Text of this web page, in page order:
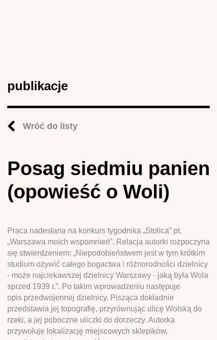
publikacje
Wróć do listy
Posag siedmiu panien
(opowieść o Woli)
Praca nadesłana na konkurs tygodnika „Stolica” pt.
„Warszawa moich wspomnień”. Relacja autorki rozpoczyna
się stwierdzeniem: „Niepodobieństwem jest w tym krótkim
studium ożywić całego bogactwa i różnorodności dzielnicy
- może najciekawszej dzielnicy Warszawy - jaką była Wola
sprzed 1939 r.”. Po takim wprowadzeniu następuje
opis przedwojennej dzielnicy. Pisząca dokładnie
przedstawia jej topografię, przyrównując ulicę Wolską do
rzeki, a jej poboczne uliczki do dorzeczy. Autorka
przywołuje lokalizację miejscowych sklepików,